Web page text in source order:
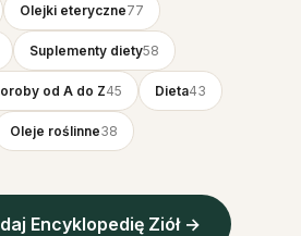
Olejki eteryczne77
Suplementy diety58
od A do Z45 Dieta43
Oleje roślinne38
Encyklopedię Ziół →